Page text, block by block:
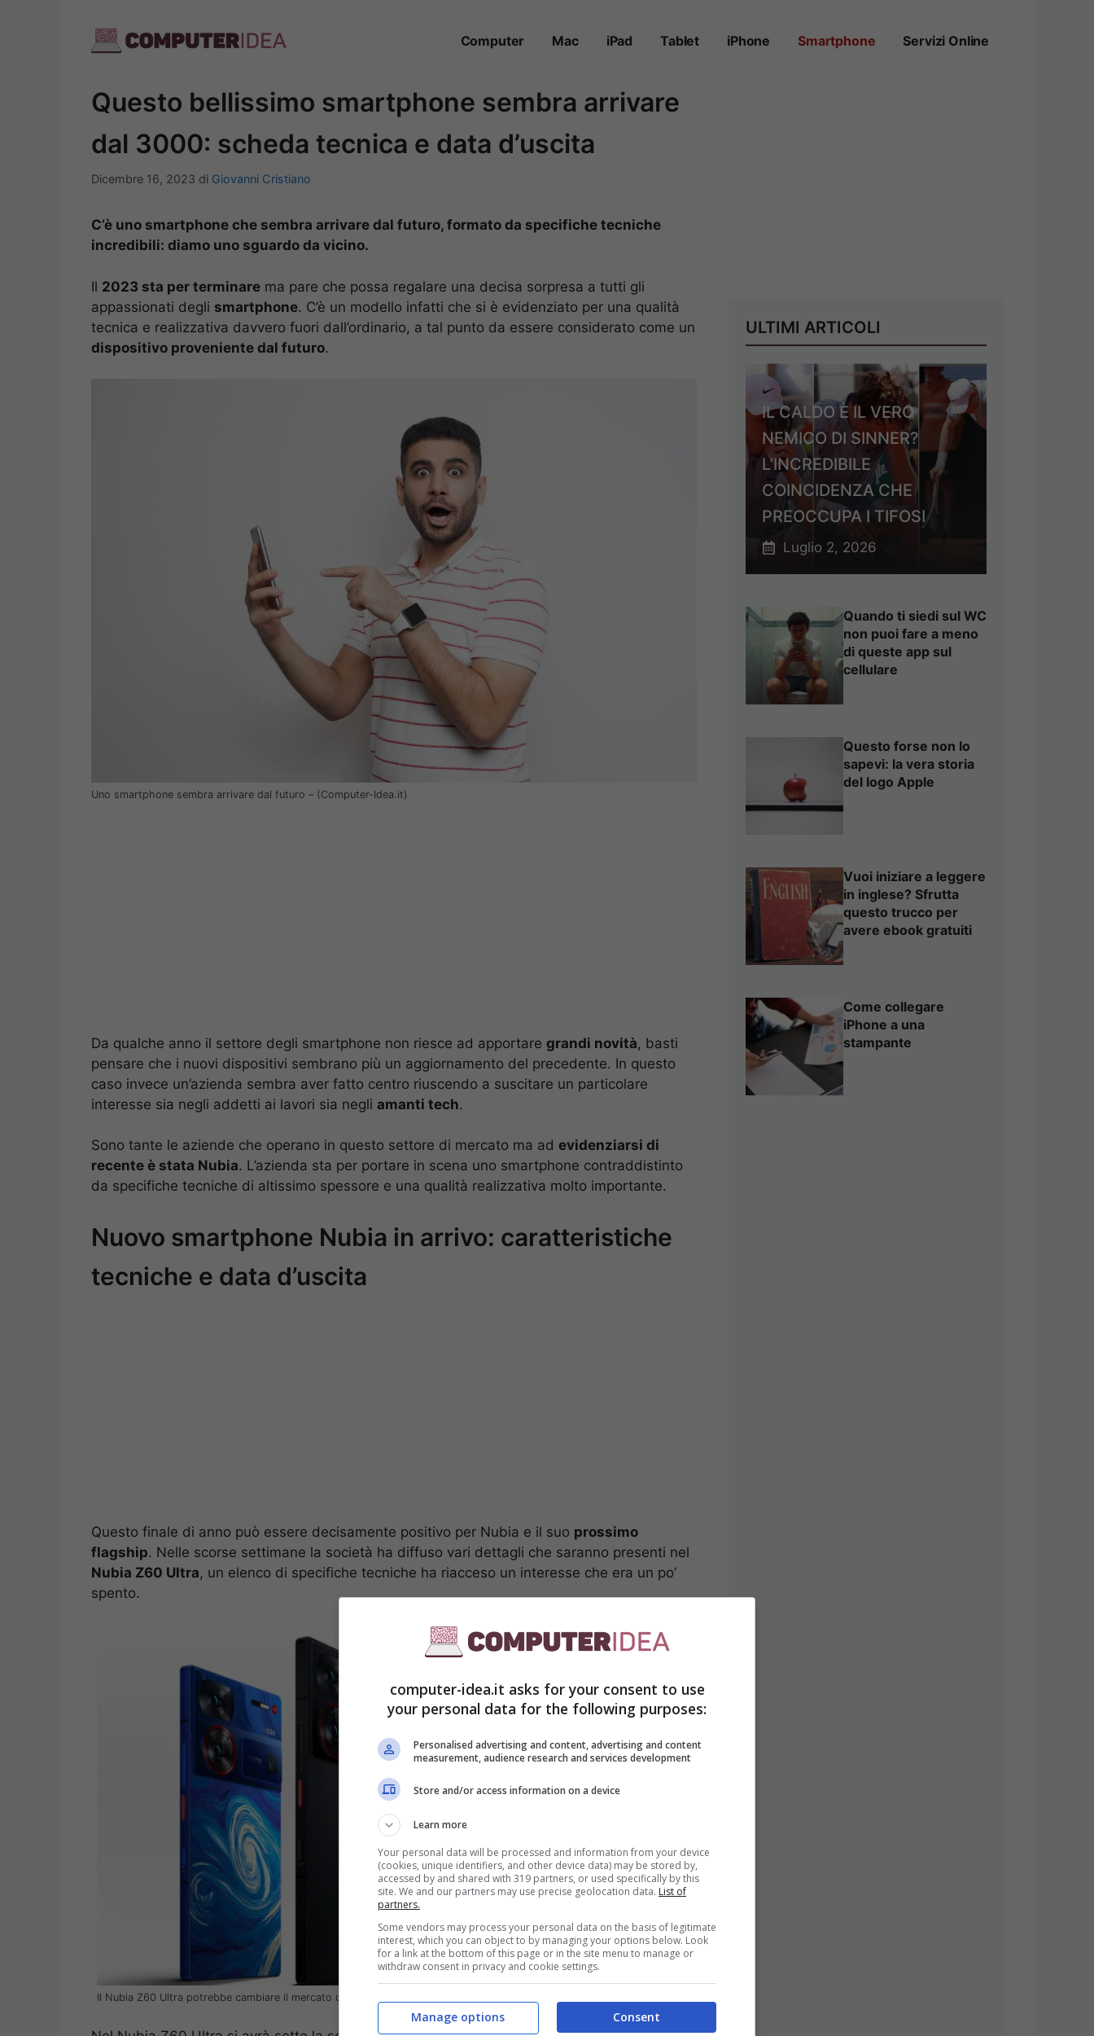
Computer Mac iPad Tablet iPhone Smartphone Servizi Online
Questo bellissimo smartphone sembra arrivare
dal 3000: scheda tecnica e data d’uscita
Dicembre 16, 2023 di Giovanni Cristiano
C’è uno smartphone che sembra arrivare dal futuro, formato da specifiche tecniche
incredibili: diamo uno sguardo da vicino.
Il 2023 sta per terminare ma pare che possa regalare una decisa sorpresa a tutti gli
appassionati degli smartphone. C’è un modello infatti che si è evidenziato per una qualità
tecnica e realizzativa davvero fuori dall’ordinario, a tal punto da essere considerato come un
dispositivo proveniente dal futuro.
Uno smartphone sembra arrivare dal futuro – (Computer-Idea.it)
Da qualche anno il settore degli smartphone non riesce ad apportare grandi novità, basti
pensare che i nuovi dispositivi sembrano più un aggiornamento del precedente. In questo
caso invece un’azienda sembra aver fatto centro riuscendo a suscitare un particolare
interesse sia negli addetti ai lavori sia negli amanti tech.
Sono tante le aziende che operano in questo settore di mercato ma ad evidenziarsi di
recente è stata Nubia. L’azienda sta per portare in scena uno smartphone contraddistinto
da specifiche tecniche di altissimo spessore e una qualità realizzativa molto importante.
Nuovo smartphone Nubia in arrivo: caratteristiche
tecniche e data d’uscita
Questo finale di anno può essere decisamente positivo per Nubia e il suo prossimo
flagship. Nelle scorse settimane la società ha diffuso vari dettagli che saranno presenti nel
Nubia Z60 Ultra, un elenco di specifiche tecniche ha riacceso un interesse che era un po’
spento.
Il Nubia Z60 Ultra potrebbe cambiare il mercato degli smartphone – Foto sito Weibo – (Computer-Idea.it)
ULTIMI ARTICOLI
IL CALDO È IL VERO
NEMICO DI SINNER?
L’INCREDIBILE
COINCIDENZA CHE
PREOCCUPA I TIFOSI
Luglio 2, 2026
Quando ti siedi sul WC
non puoi fare a meno
di queste app sul
cellulare
Questo forse non lo
sapevi: la vera storia
del logo Apple
Vuoi iniziare a leggere
in inglese? Sfrutta
questo trucco per
avere ebook gratuiti
Come collegare
iPhone a una
stampante
computer-idea.it asks for your consent to use
your personal data for the following purposes:
Personalised advertising and content, advertising and content
measurement, audience research and services development
Store and/or access information on a device
Learn more
Your personal data will be processed and information from your device
(cookies, unique identifiers, and other device data) may be stored by,
accessed by and shared with 319 partners, or used specifically by this
site. We and our partners may use precise geolocation data. List of
partners.
Some vendors may process your personal data on the basis of legitimate
interest, which you can object to by managing your options below. Look
for a link at the bottom of this page or in the site menu to manage or
withdraw consent in privacy and cookie settings.
Consent
Manage options